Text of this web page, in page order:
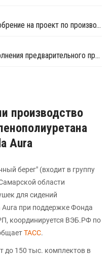
Британская Yamna получила одобрение на проект по производству "зеленого" аммиака в Индии
Thyssenkrupp выбрана для выполнения предварительного проектирования увеличения экспорта аммиака в Брунее
производство
Aura
берег" (входит в группу
области
для сидений
при поддержке Фонда
координируется ВЭБ.РФ по
ТАСС.
до 150 тыс. комплектов в